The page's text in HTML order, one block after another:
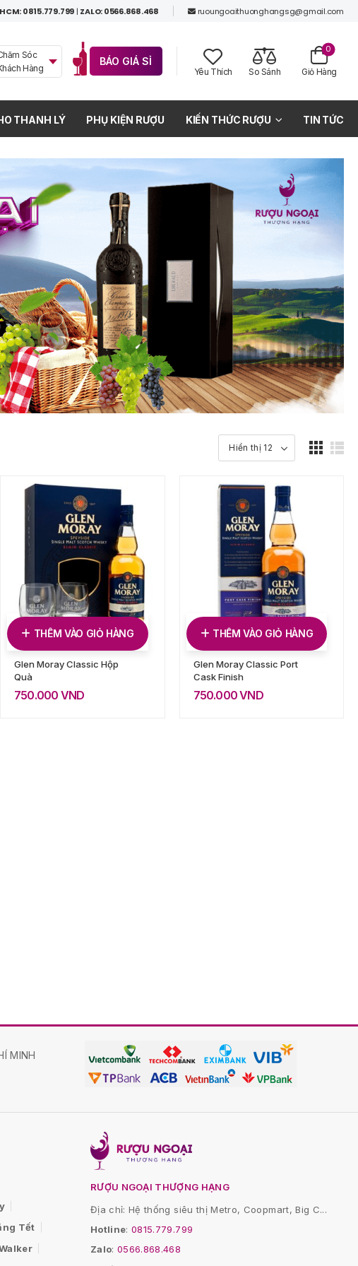
0815.779.799 | ZALO: 0566.868.468 ruoungoaithuonghangsg@gmail.com
BÁO GIÁ SỈ
Sóc
Hàng
Yêu Thích So Sánh Giỏ Hàng
0
THANH LÝ PHỤ KIỆN RƯỢU KIẾN THỨC RƯỢU TIN TỨC
THÊM VÀO GIỎ HÀNG
Glen Moray Classic Hộp
Quà
750.000 VND
THÊM VÀO GIỎ HÀNG
Glen Moray Classic Port
Cask Finish
750.000VND
MINH
Tết
RƯỢU NGOẠI THƯỢNG HẠNG
Địa chỉ: Hệ thống siêu thị Metro, Coopmart, Big C...
Hotline:0815.779.799
Zalo: 0566.868.468